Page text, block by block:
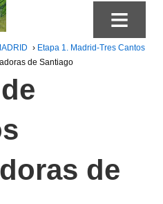
≡
› Etapa 1. Madrid-Tres Cantos
de Santiago
de